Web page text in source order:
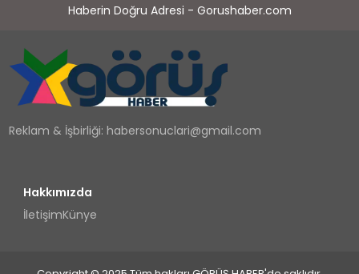
Haberin Doğru Adresi - Gorushaber.com
Reklam & İşbirliği:habersonuclari@gmail.com
Hakkımızda
İletişimKünye